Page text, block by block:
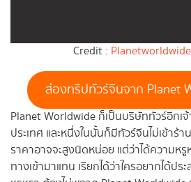
Credit :
ส่องทริปทัวร์จีนจาก Planet
Planet Worldwide ก็เป็นบริษัททัวร์อีกเ
ประเทศ และหนึ่งในนั้นก็มีทัวร์จีนไม่เข้าร้
ราคาอาจจะสูงนิดหน่อย แต่ว่าได้ความห
ทางเข้ามาแทน เรียกได้ว่าใครอยากได้ป